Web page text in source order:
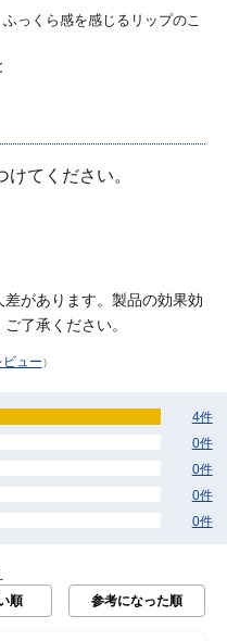
っくら感を感じるリップのこ
てください。
があります。製品の効果効
了承ください。
ュー）
4件
0件
0件
0件
0件
順 参考になった順